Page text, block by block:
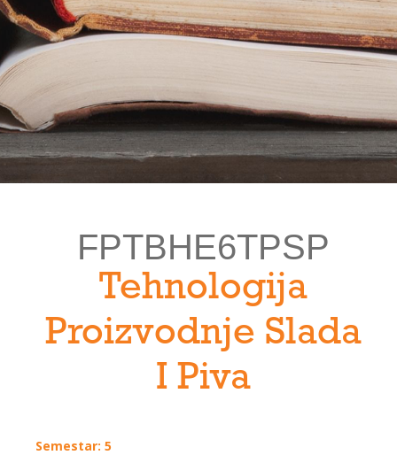
FPTBHE6TPSP
Tehnologija
Proizvodnje Slada
I Piva
Semestar: 5